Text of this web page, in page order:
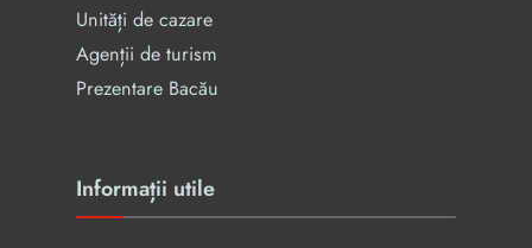
Unități de cazare
Agenții de turism
Prezentare Bacău
Informații utile